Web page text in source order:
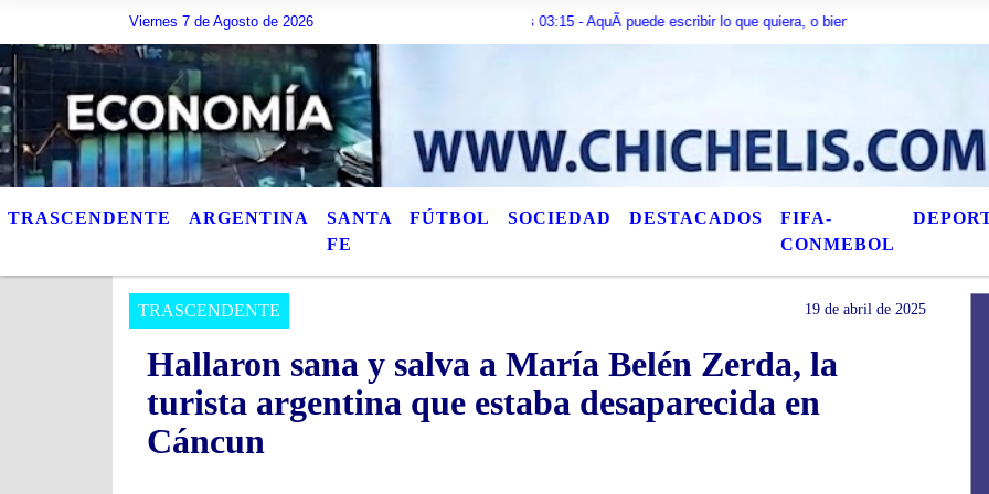
Viernes 7 de Agosto de 2026
Hoy es Viernes 7 de Agosto de 2026 y son las 03:15 - AquÃ­ puede escribir lo que quiera, o bien puede mostrar los Ãºltimos
TRASCENDENTE ARGENTINA
SANTA
FE
FÚTBOL SOCIEDAD DESTACADOS
FIFA-
CONMEBOL
TRASCENDENTE 19 de abril de 2025
Hallaron sana y salva a María Belén Zerda, la
turista argentina que estaba desaparecida en
Cáncun